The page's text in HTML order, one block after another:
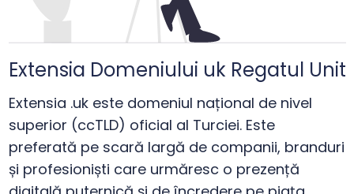
Extensia Domeniului uk Regatul Unit
Extensia .uk este domeniul național de nivel
superior (ccTLD) oficial al Turciei. Este
preferată pe scară largă de companii, branduri
și profesioniști care urmăresc o prezență